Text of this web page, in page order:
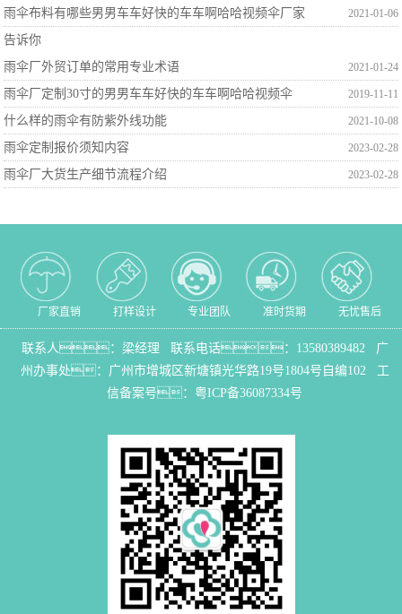
雨伞布料有哪些男男车车好快的车车啊哈哈视频伞厂家
告诉你
2021-01-06
雨伞厂外贸订单的常用专业术语 2021-01-24
雨伞厂定制30寸的男男车车好快的车车啊哈哈视频伞 2019-11-11
什么样的雨伞有防紫外线功能 2021-10-08
雨伞定制报价须知内容 2023-02-28
雨伞厂大货生产细节流程介绍 2023-02-28
厂家直销 打样设计 专业团队 准时货期 无忧售后
联系人：梁经理 联系电话： 13580389482
广
州办事处： 广州市增城区新塘镇光华路19号1804号自编102 工
信备案号：粤ICP备36087334号